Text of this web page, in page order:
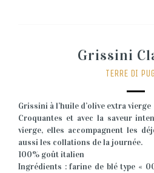
Grissini
TERRE DI
Grissini à l’huile d’olive extra vierge
Croquantes et avec la saveur
vierge, elles accompagnent les
aussi les collations de la journée.
100% goût italien
Ingrédients : farine de blé type «